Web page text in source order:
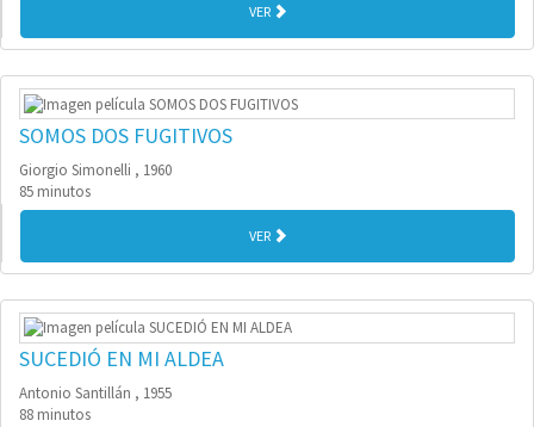
VER
SOMOS DOS FUGITIVOS
Giorgio Simonelli , 1960
85 minutos
VER
SUCEDIÓ EN MI ALDEA
Antonio Santillán , 1955
88 minutos